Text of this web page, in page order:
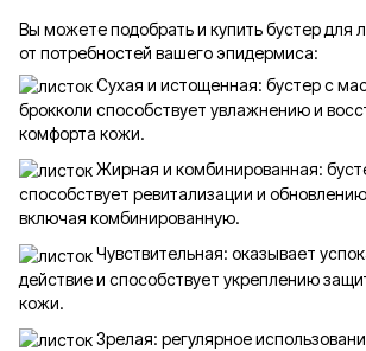
Вы можете подобрать и купить бустер для
от потребностей вашего эпидермиса:
Сухая и истощенная: бустер с
брокколи способствует увлажнению и
комфорта кожи.
Жирная и комбинированная:
способствует ревитализации и
включая комбинированную.
Чувствительная: оказывает
действие и способствует укреплению
кожи.
Зрелая: регулярное